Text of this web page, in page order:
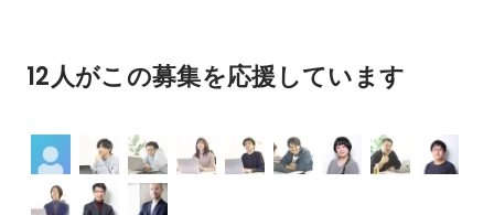
12人がこの募集を応援しています